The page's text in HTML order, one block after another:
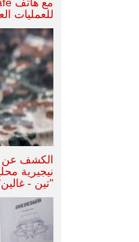
للعمليات
الكشف عن
نيجيرية
"تين -